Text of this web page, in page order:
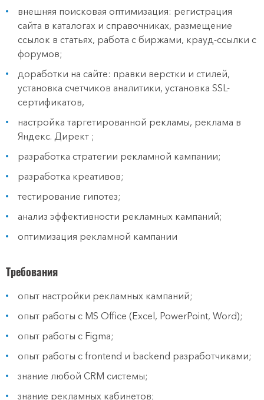
внешняя поисковая оптимизация: регистрация
сайта в каталогах и справочниках, размещение
ссылок в статьях, работа с биржами, крауд-ссылки с
форумов;
доработки на сайте: правки верстки и стилей,
установка счетчиков аналитики, установка SSL-
сертификатов,
настройка таргетированной рекламы, реклама в
Яндекс. Директ ;
разработка стратегии рекламной кампании;
разработка креативов;
тестирование гипотез;
анализ эффективности рекламных кампаний;
оптимизация рекламной кампании
Требования
опыт настройки рекламных кампаний;
опыт работы с MS Office (Excel, PowerPoint, Word);
опыт работы с Figma;
опыт работы с frontend и backend разработчиками;
знание любой CRM системы;
знание рекламных кабинетов;